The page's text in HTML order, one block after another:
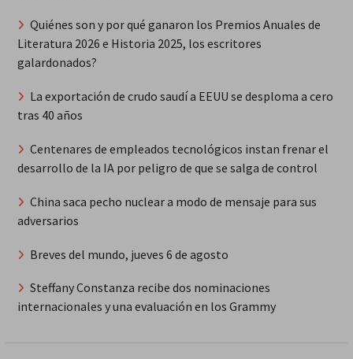
Quiénes son y por qué ganaron los Premios Anuales de
Literatura 2026 e Historia 2025, los escritores
galardonados?
La exportación de crudo saudí a EEUU se desploma a cero
tras 40 años
Centenares de empleados tecnológicos instan frenar el
desarrollo de la IA por peligro de que se salga de control
China saca pecho nuclear a modo de mensaje para sus
adversarios
Breves del mundo, jueves 6 de agosto
Steffany Constanza recibe dos nominaciones
internacionales y una evaluación en los Grammy